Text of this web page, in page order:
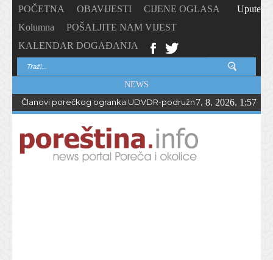
POČETNA OBAVIJESTI
CIJENE OGLASA
Kolumna
POŠALJITE NAM VIJEST
KALENDAR DOGAĐANJA
Upute
NEWS
Članovi porečkog ogranka UDVDR-podružnice Istarske
7. 8. 2026. 1:57